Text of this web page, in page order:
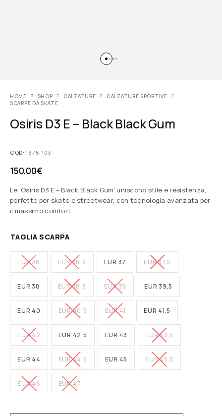
HOME SHOP CALZATURE
CALZATURE SPORTIVE
SCARPE DA SKATE
Osiris D3 E – Black Black Gum
COD:1375-103
150.00€
Le ‘Osiris D3 E – Black Black Gum’ uniscono stile e resistenza,
perfette per skate e streetwear, con tecnologia avanzata per
il massimo comfort.
TAGLIA SCARPA
EUR 36 EUR 36,5 EUR 37 EUR 37,5
EUR 38 EUR 38,5 EUR 39 EUR 39,5
EUR 40 EUR 40,5 EUR 41 EUR 41,5
EUR 42 EUR 42,5 EUR 43 EUR 43,5
EUR 44 EUR 44,5 EUR 45 EUR 45,5
EUR 46 EUR 47